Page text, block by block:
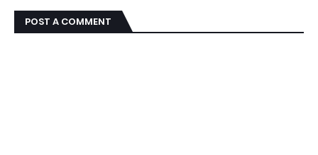
POST A COMMENT